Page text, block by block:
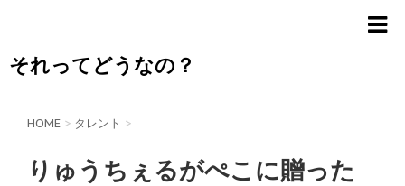
それってどうなの？
HOME > タレント >
りゅうちぇるがぺこに贈った